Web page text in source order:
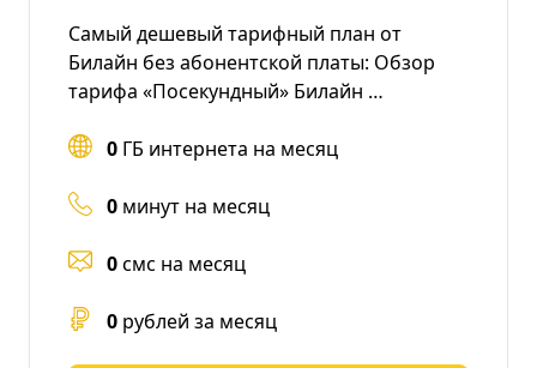
Самый дешевый тарифный план от
Билайн без абонентской платы: Обзор
тарифа «Посекундный» Билайн …
0 ГБ интернета на месяц
0 минут на месяц
0смс на месяц
0 рублей за месяц